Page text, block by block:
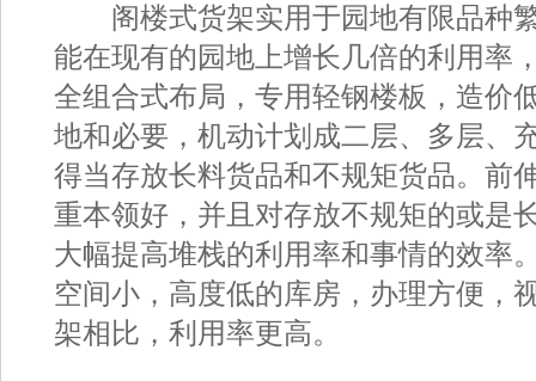
阁楼式货架实用于园地有限品种
能在现有的园地上增长几倍的利用率
全组合式布局，专用轻钢楼板，造价
地和必要，机动计划成二层、多层、
得当存放长料货品和不规矩货品。前
重本领好，并且对存放不规矩的或是
大幅提高堆栈的利用率和事情的效率
空间小，高度低的库房，办理方便，
架相比，利用率更高。